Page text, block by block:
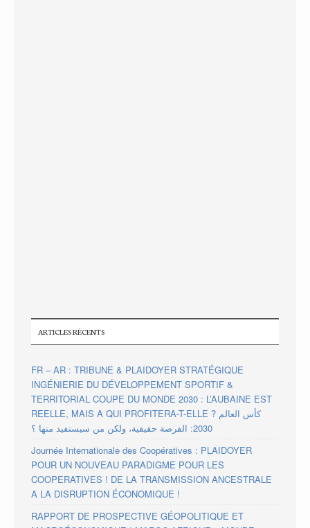
ARTICLES RÉCENTS
FR – AR : TRIBUNE & PLAIDOYER STRATÉGIQUE
INGÉNIERIE DU DÉVELOPPEMENT SPORTIF &
TERRITORIAL COUPE DU MONDE 2030 : L’AUBAINE EST
REELLE, MAIS A QUI PROFITERA-T-ELLE ? كأس العالم
2030: الفرصة حقيقية، ولكن من سيستفيد منها ؟
Journée Internationale des Coopératives : PLAIDOYER
POUR UN NOUVEAU PARADIGME POUR LES
COOPERATIVES ! DE LA TRANSMISSION ANCESTRALE
A LA DISRUPTION ÉCONOMIQUE !
RAPPORT DE PROSPECTIVE GÉOPOLITIQUE ET